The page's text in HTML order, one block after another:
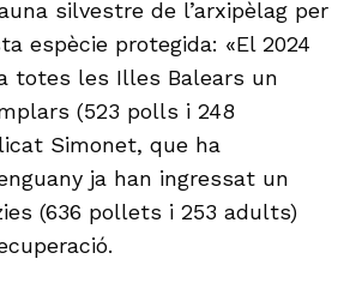
silvestre de l’arxipèlag per
espècie protegida: «El 2024
totes les Illes Balears un
(523 polls i 248
Simonet, que ha
ja han ingressat un
(636 pollets i 253 adults)